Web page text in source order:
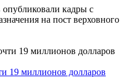
кадры с
на пост верховного
19 миллионов долларов